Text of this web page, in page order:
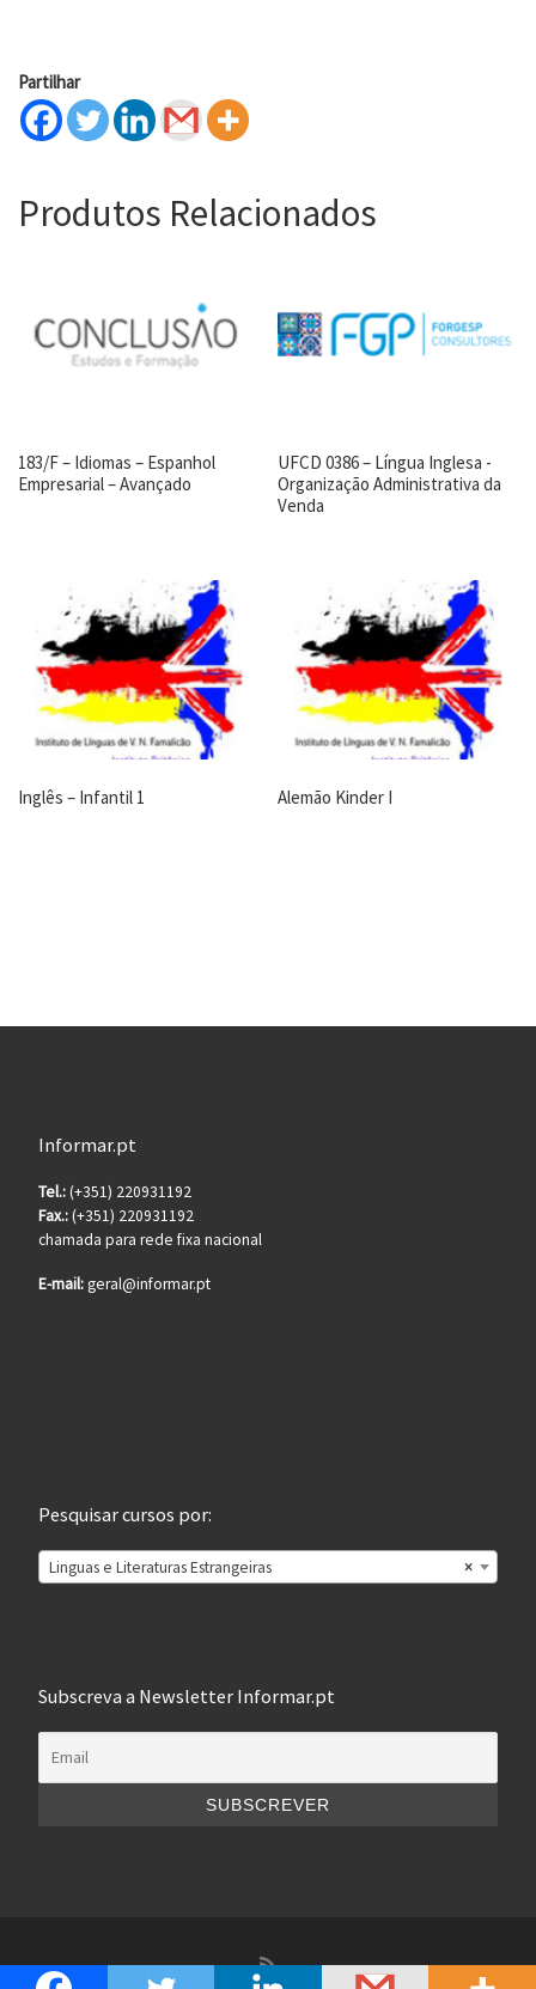
Partilhar
Produtos Relacionados
183/F – Idiomas – Espanhol
Empresarial – Avançado
UFCD 0386 – Língua Inglesa -
Organização Administrativa da
Venda
Inglês – Infantil 1 Alemão Kinder I
Informar.pt
Tel.:(+351) 220931192
Fax.:(+351) 220931192
chamada para rede fixa nacional
E-mail:geral@informar.pt
Pesquisar cursos por:
×
Linguas e Literaturas Estrangeiras
Subscreva a Newsletter Informar.pt